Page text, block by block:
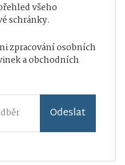
všeho
schránky.
zpracování osobních
a obchodních
Odeslat